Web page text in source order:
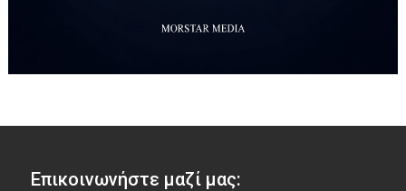
Επικοινωνήστε μαζί μας: